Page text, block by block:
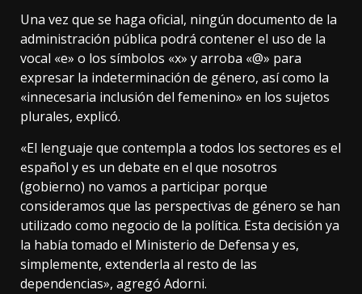
Una vez que se haga oficial, ningún documento de la
administración pública podrá contener el uso de la
vocal «e» o los símbolos «x» y arroba «@» para
expresar la indeterminación de género, así como la
«innecesaria inclusión del femenino» en los sujetos
plurales, explicó.
«El lenguaje que contempla a todos los sectores es el
español y es un debate en el que nosotros
(gobierno) no vamos a participar porque
consideramos que las perspectivas de género se han
utilizado como negocio de la política. Esta decisión ya
la había tomado el Ministerio de Defensa y es,
simplemente, extenderla al resto de las
dependencias», agregó Adorni.